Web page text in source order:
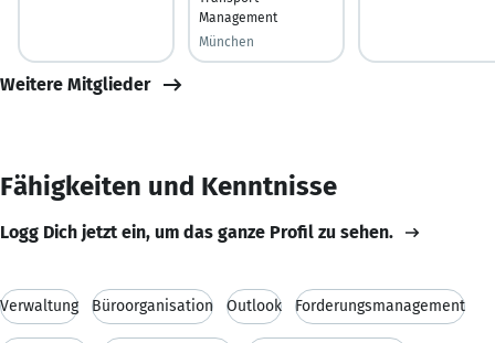
Management
München
Weitere Mitglieder
Fähigkeiten und Kenntnisse
Logg Dich jetzt ein, um das ganze Profil zu sehen.
Verwaltung Büroorganisation Outlook Forderungsmanagement